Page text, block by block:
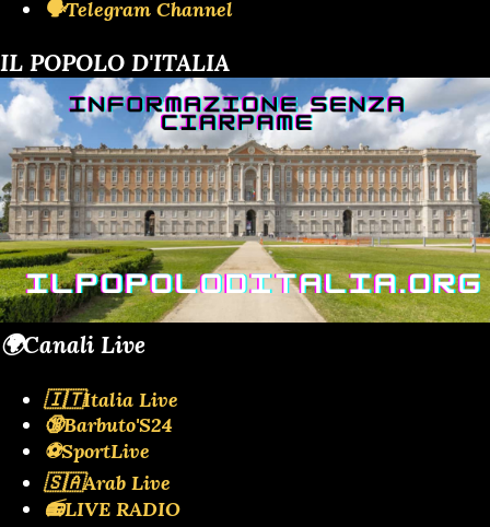
🗣️Telegram Channel
IL POPOLO D'ITALIA
🌍Canali Live
🇮🇹Italia Live
🔞Barbuto'S24
⚽SportLive
🇸🇦Arab Live
📻LIVE RADIO